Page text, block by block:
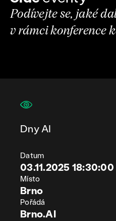
Podívejte se, jaké
v rámci konference
Dny AI
Datum
03.11.2025 18:30:00
Místo
Brno
Pořádá
Brno.AI